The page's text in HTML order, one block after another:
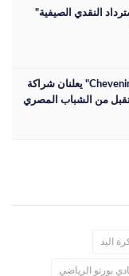
النقدي الصيفية"
"سوماباي" و"Chevening Scholarships" يعلنان شراكة
من الشباب المصري
اليد
بورتو الرياضي